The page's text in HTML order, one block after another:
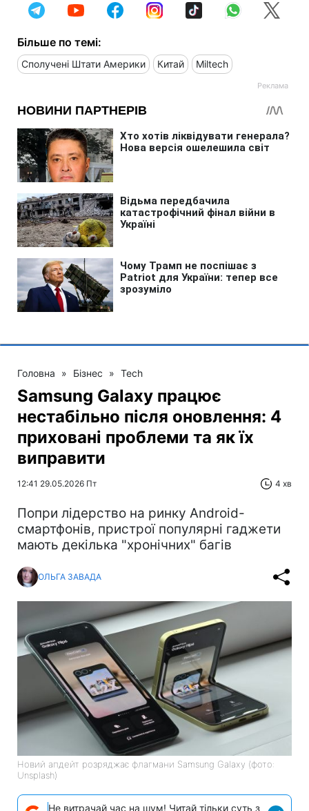
Більше по темі:
Сполучені Штати Америки Китай Miltech
Головна » Бізнес » Tech
Samsung Galaxy працює
нестабільно після оновлення: 4
приховані проблеми та як їх
виправити
12:41 29.05.2026 Пт 4 хв
Попри лідерство на ринку Android-
смартфонів, пристрої популярні гаджети
мають декілька "хронічних" багів
ОЛЬГА ЗАВАДА
Новий апдейт розряджає флагмани Samsung Galaxy (фото:
Unsplash)
Не витрачай час на шум! Читай тільки суть з